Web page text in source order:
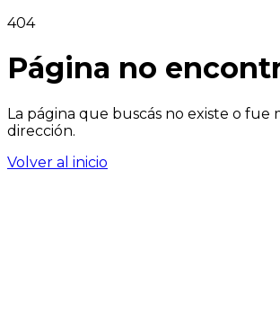
404
Página no
La página que buscás no existe o fue
dirección.
Volver al inicio